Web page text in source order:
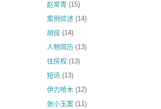
赵常青 (15)
案例综述 (14)
胡佳 (14)
人物简历 (13)
住房权 (13)
短讯 (13)
伊力哈木 (12)
张小玉案 (11)